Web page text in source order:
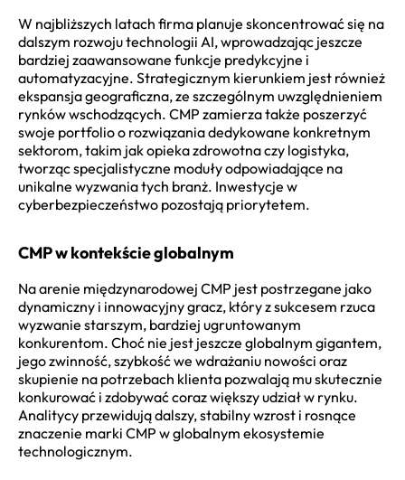
W najbliższych latach firma planuje skoncentrować się na
dalszym rozwoju technologii AI, wprowadzając jeszcze
bardziej zaawansowane funkcje predykcyjne i
automatyzacyjne. Strategicznym kierunkiem jest również
ekspansja geograficzna, ze szczególnym uwzględnieniem
rynków wschodzących. CMP zamierza także poszerzyć
swoje portfolio o rozwiązania dedykowane konkretnym
sektorom, takim jak opieka zdrowotna czy logistyka,
tworząc specjalistyczne moduły odpowiadające na
unikalne wyzwania tych branż. Inwestycje w
cyberbezpieczeństwo pozostają priorytetem.
CMP w kontekście globalnym
Na arenie międzynarodowej CMP jest postrzegane jako
dynamiczny i innowacyjny gracz, który z sukcesem rzuca
wyzwanie starszym, bardziej ugruntowanym
konkurentom. Choć nie jest jeszcze globalnym gigantem,
jego zwinność, szybkość we wdrażaniu nowości oraz
skupienie na potrzebach klienta pozwalają mu skutecznie
konkurować i zdobywać coraz większy udział w rynku.
Analitycy przewidują dalszy, stabilny wzrost i rosnące
znaczenie marki CMP w globalnym ekosystemie
technologicznym.